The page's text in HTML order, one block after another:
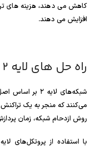
کاهش می دهند، هزینه های
افزایش می دهند.
راه حل های لایه 2 چگونه کار می کنند؟
شبکه‌های لایه ۲
می‌کنند که منجر به یک
روش ازدحام شبکه، زمان